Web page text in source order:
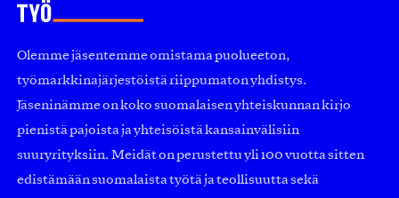
Olemme jäsentemme omistama puolueeton,
työmarkkinajärjestöistä riippumaton yhdistys.
Jäseninämme on koko suomalaisen yhteiskunnan kirjo
pienistä pajoista ja yhteisöistä kansainvälisiin
suuryrityksiin. Meidät on perustettu yli 100 vuotta sitten
edistämään suomalaista työtä ja teollisuutta sekä